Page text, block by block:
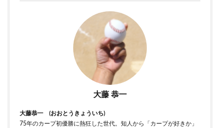
大藤 恭一
大藤恭一 (おおとうきょういち)
75年のカープ初優勝に熱狂した世代。知人から「カープが好きか」